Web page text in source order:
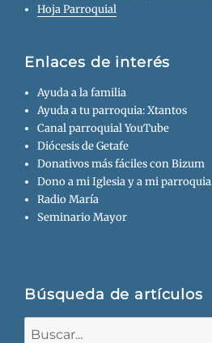
Hoja Parroquial
Enlaces de interés
Ayuda a la familia
Ayuda a tu parroquia: Xtantos
Canal parroquial YouTube
Diócesis de Getafe
Donativos más fáciles con Bizum
Dono a mi Iglesia y a mi parroquia
Radio María
Seminario Mayor
Búsqueda de artículos